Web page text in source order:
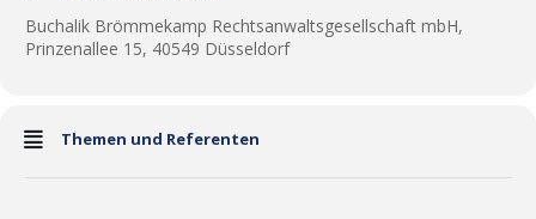
Buchalik Brömmekamp Rechtsanwaltsgesellschaft mbH,
Prinzenallee 15, 40549 Düsseldorf
Themen und Referenten